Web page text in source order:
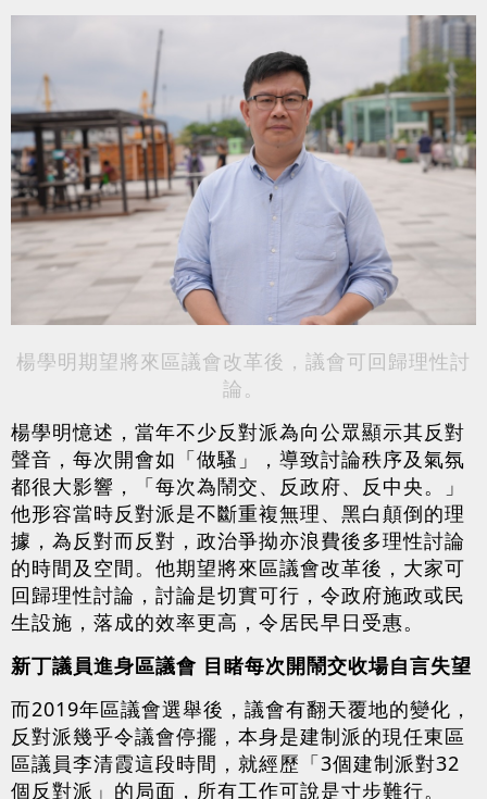
楊學明期望將來區議會改革後，議會可回歸理性討
論。
楊學明憶述，當年不少反對派為向公眾顯示其反對
聲音，每次開會如「做騷」，導致討論秩序及氣氛
都很大影響，「每次為鬧交、反政府、反中央。」
他形容當時反對派是不斷重複無理、黑白顛倒的理
據，為反對而反對，政治爭拗亦浪費後多理性討論
的時間及空間。他期望將來區議會改革後，大家可
回歸理性討論，討論是切實可行，令政府施政或民
生設施，落成的效率更高，令居民早日受惠。
新丁議員進身區議會 目睹每次開鬧交收場自言失望
而2019年區議會選舉後，議會有翻天覆地的變化，
反對派幾乎令議會停擺，本身是建制派的現任東區
區議員李清霞這段時間，就經歷「3個建制派對32
個反對派」的局面，所有工作可說是寸步難行。